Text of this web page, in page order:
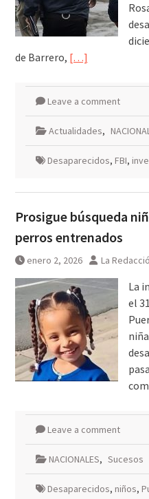
de Barrero, […]
Leave a comment
Actualidades,
Desaparecidos, FBI,
Prosigue búsqueda
perros entrenados
enero 2, 2026 La
La
el
Leave a comment
NACIONALES, Sucesos
Desaparecidos, niños,